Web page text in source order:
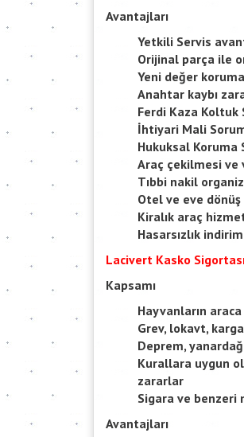
Avantajları
Yetkili Servis
Orijinal parça ile
Yeni değer
Anahtar kaybı
Ferdi Kaza Koltuk
İhtiyari Mali
Hukuksal Koruma
Araç çekilmesi ve
Tıbbi nakil
Otel ve eve
Kiralık araç
Hasarsızlık
Lacivert Kasko
Kapsamı
Hayvanların
Grev, lokavt,
Deprem,
Kurallara uygun
zararlar
Sigara ve benzeri
Avantajları